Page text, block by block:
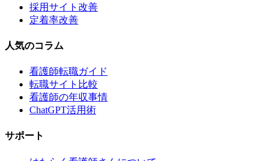
採用サイト改善
定着率改善
人気のコラム
看護師転職ガイド
転職サイト比較
看護師の年収事情
ChatGPT活用術
サポート